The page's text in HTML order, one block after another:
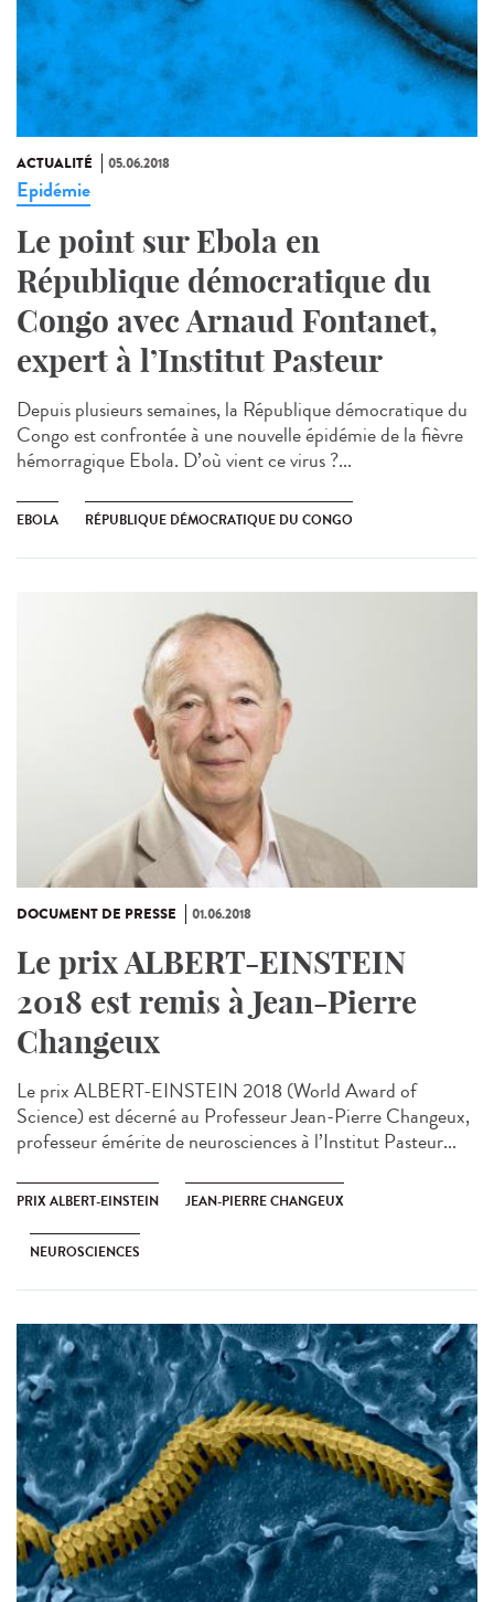
ACTUALITÉ 05.06.2018
Epidémie
Le point sur Ebola en
République démocratique du
Congo avec Arnaud Fontanet,
expert à l’Institut Pasteur
Depuis plusieurs semaines, la République démocratique du
Congo est confrontée à une nouvelle épidémie de la fièvre
hémorragique Ebola. D’où vient ce virus ?...
EBOLA RÉPUBLIQUE DÉMOCRATIQUE DU CONGO
DOCUMENT DE PRESSE 01.06.2018
Le prix ALBERT-EINSTEIN
2018 est remis à Jean-Pierre
Changeux
Le prix ALBERT-EINSTEIN 2018 (World Award of
Science) est décerné au Professeur Jean-Pierre Changeux,
professeur émérite de neurosciences à l’Institut Pasteur...
PRIX ALBERT-EINSTEIN JEAN-PIERRE CHANGEUX
NEUROSCIENCES